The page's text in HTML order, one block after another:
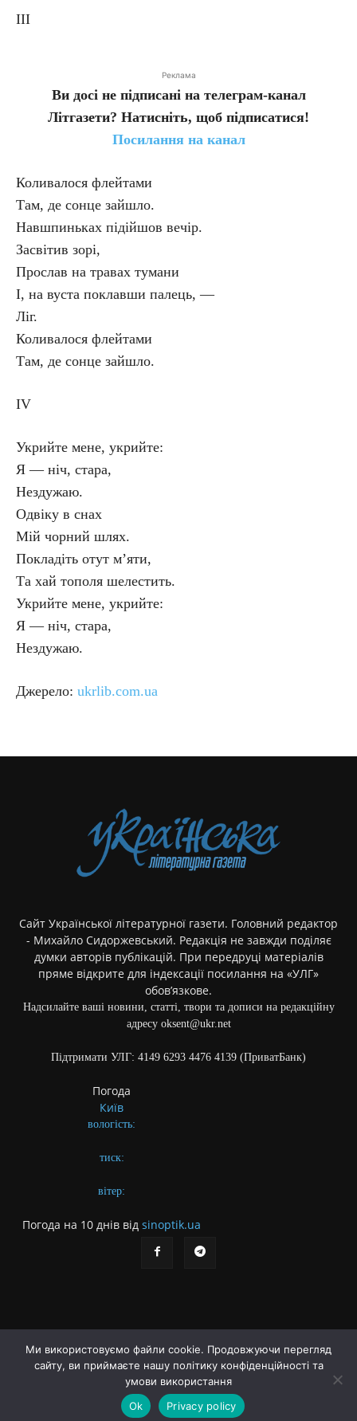
III
Реклама
Ви досі не підписані на телеграм-канал
Літгазети? Натисніть, щоб підписатися!
Посилання на канал
Коливалося флейтами
Там, де сонце зайшло.
Навшпиньках підійшов вечір.
Засвітив зорі,
Прослав на травах тумани
І, на вуста поклавши палець, —
Ліг.
Коливалося флейтами
Там, де сонце зайшло.
IV
Укрийте мене, укрийте:
Я — ніч, стара,
Нездужаю.
Одвіку в снах
Мій чорний шлях.
Покладіть отут м’яти,
Та хай тополя шелестить.
Укрийте мене, укрийте:
Я — ніч, стара,
Нездужаю.
Джерело: ukrlib.com.ua
Сайт Української літературної газети. Головний редактор
- Михайло Сидоржевський. Редакція не завжди поділяє
думки авторів публікацій. При передруці матеріалів
пряме відкрите для індексації посилання на «УЛГ»
обов’язкове.
Надсилайте ваші новини, статті, твори та дописи на редакційну
адресу oksent@ukr.net
Підтримати УЛГ: 4149 6293 4476 4139 (ПриватБанк)
Погода
Київ
вологість:
тиск:
вітер:
Погода на 10 днів від sinoptik.ua
Про газету
Правила користування сайтом
Політика конфіденційності
© Українська літературна газета. Заснована 2009 року
Ми використовуємо файли cookie. Продовжуючи перегляд
сайту, ви приймаєте нашу політику конфіденційності та
умови використання
Ok
Privacy policy